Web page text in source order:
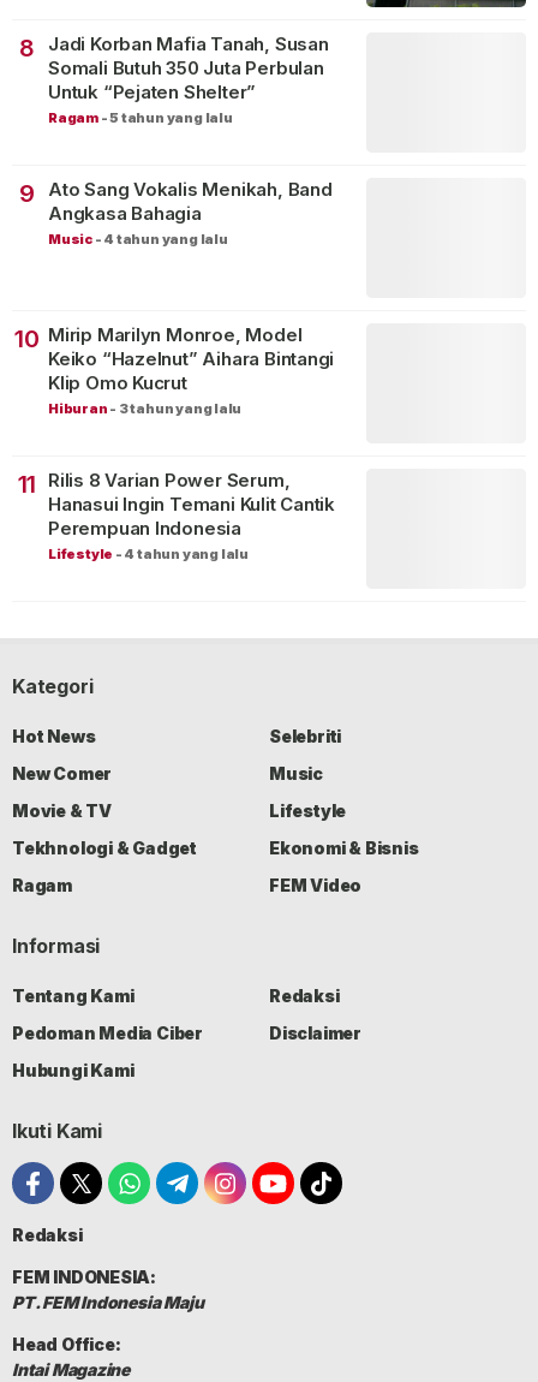
8
Jadi Korban Mafia Tanah, Susan
Somali Butuh 350 Juta Perbulan
Untuk “Pejaten Shelter”
Ragam -5 tahun yang lalu
9
Ato Sang Vokalis Menikah, Band
Angkasa Bahagia
Music - 4 tahun yang lalu
10 Mirip Marilyn Monroe, Model
Keiko “Hazelnut” Aihara Bintangi
Klip Omo Kucrut
Hiburan - 3 tahun yang lalu
11
Rilis 8 Varian Power Serum,
Hanasui Ingin Temani Kulit Cantik
Perempuan Indonesia
Lifestyle - 4 tahun yang lalu
Kategori
Hot News
Selebriti
New Comer
Music
Movie & TV
Lifestyle
Tekhnologi & Gadget
Ekonomi & Bisnis
Ragam
FEM Video
Informasi
Tentang Kami
Redaksi
Pedoman Media Ciber
Disclaimer
Hubungi Kami
Ikuti Kami
Redaksi
FEM INDONESIA:
PT. FEM Indonesia Maju
Head Office:
Intai Magazine